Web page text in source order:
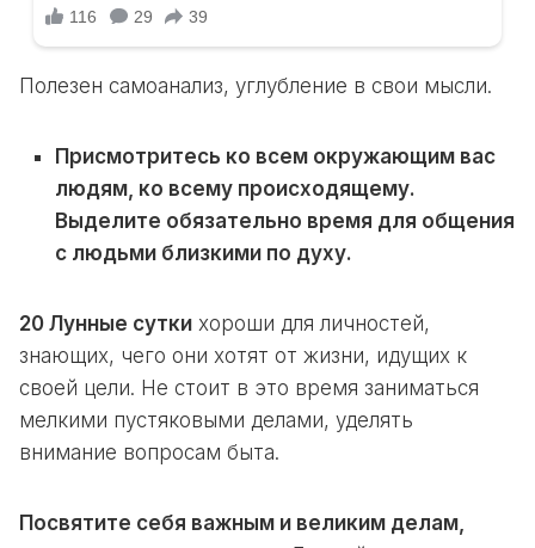
Полезен самоанализ, углубление в свои мысли.
Присмотритесь ко всем окружающим вас
людям, ко всему происходящему.
Выделите обязательно время для общения
с людьми близкими по духу.
20 Лунные сутки хороши для личностей,
знающих, чего они хотят от жизни, идущих к
своей цели. Не стоит в это время заниматься
мелкими пустяковыми делами, уделять
внимание вопросам быта.
Посвятите себя важным и великим делам,